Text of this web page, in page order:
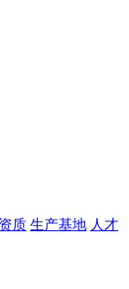
质 生产基地 人才